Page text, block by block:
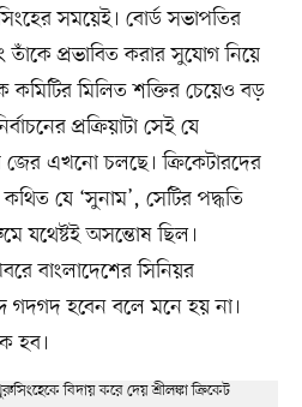
সময়েই। বোর্ড সভাপতির
প্রভাবিত করার সুযোগ নিয়ে
কমিটির মিলিত শক্তির চেয়েও বড়
প্রক্রিয়াটা সেই যে
এখনো চলছে। ক্রিকেটারদের
কথিত যে ‘সুনাম’, সেটির পদ্ধতি
যথেষ্টই অসন্তোষ ছিল।
বাংলাদেশের সিনিয়র
হবেন বলে মনে হয় না।
হব।